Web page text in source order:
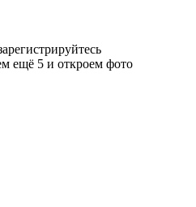
ещё 5 и откроем фото